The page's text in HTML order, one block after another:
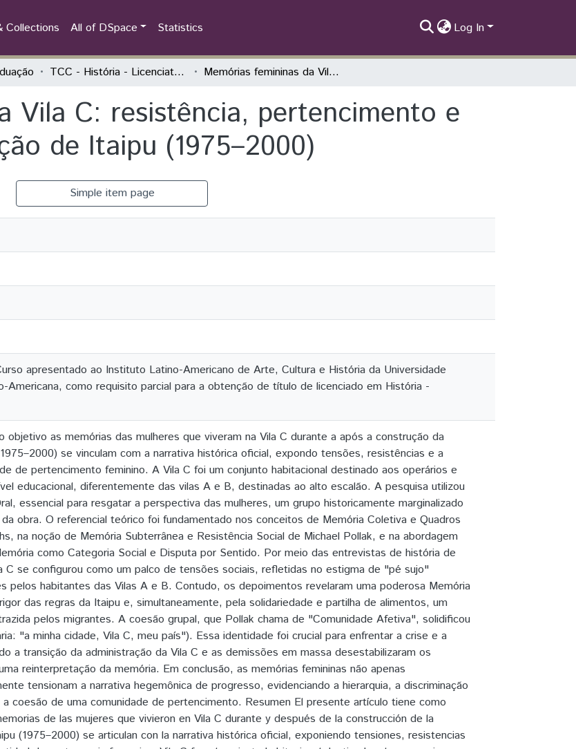
Collections All of DSpace Statistics Log In
TCC - História - Licenciatura Memórias femininas da Vila C: resistência, pertencimento e identidade na construção de Itaipu (1975–2000)
Vila C: resistência, pertencimento e
de Itaipu (1975–2000)
Simple item page
apresentado ao Instituto Latino-Americano de Arte, Cultura e História da Universidade
Americana, como requisito parcial para a obtenção de título de licenciado em História -
as memórias das mulheres que viveram na Vila C durante a após a construção da
se vinculam com a narrativa histórica oficial, expondo tensões, resistências e a
de pertencimento feminino. A Vila C foi um conjunto habitacional destinado aos operários e
educacional, diferentemente das vilas A e B, destinadas ao alto escalão. A pesquisa utilizou
essencial para resgatar a perspectiva das mulheres, um grupo historicamente marginalizado
obra. O referencial teórico foi fundamentado nos conceitos de Memória Coletiva e Quadros
na noção de Memória Subterrânea e Resistência Social de Michael Pollak, e na abordagem
como Categoria Social e Disputa por Sentido. Por meio das entrevistas de história de
C se configurou como um palco de tensões sociais, refletidas no estigma de "pé sujo"
pelos habitantes das Vilas A e B. Contudo, os depoimentos revelaram uma poderosa Memória
das regras da Itaipu e, simultaneamente, pela solidariedade e partilha de alimentos, um
pelos migrantes. A coesão grupal, que Pollak chama de "Comunidade Afetiva", solidificou
"a minha cidade, Vila C, meu país"). Essa identidade foi crucial para enfrentar a crise e a
a transição da administração da Vila C e as demissões em massa desestabilizaram os
reinterpretação da memória. Em conclusão, as memórias femininas não apenas
tensionam a narrativa hegemônica de progresso, evidenciando a hierarquia, a discriminação
coesão de uma comunidade de pertencimento. Resumen El presente artículo tiene como
de las mujeres que vivieron en Vila C durante y después de la construcción de la
(1975–2000) se articulan con la narrativa histórica oficial, exponiendo tensiones, resistencias